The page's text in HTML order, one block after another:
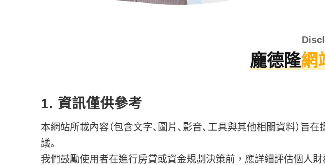
龐德隆網
1. 資訊僅供參考
本網站所載內容（包含文字、圖片、影音、工具與其他相關資料）
議。
我們鼓勵使用者在進行房貸或資金規劃決策前，應詳細評估個人